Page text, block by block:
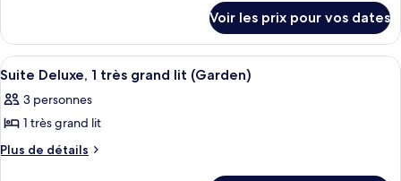
Chambre
Deluxe,
1
très
grand
lit,
vue
le
type
de
Chambre
Deluxe,
très
Voir les prix pour vos dates
Afficher
toutes
les
photos
pour
Télévision LCD de 49 pouces avec
4
Suite Deluxe, 1 très grand lit (Garden)
3 personnes
1 très grand lit
Plus de détails
Plus